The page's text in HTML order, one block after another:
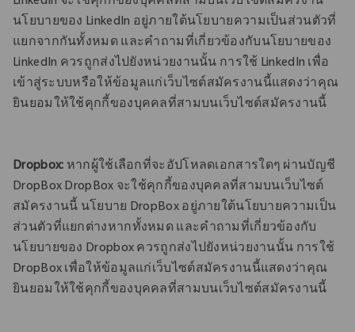
LinkedIn จะใช้คุกกี้ของบุคคลที่สามบนเว็บไซต์สมัครงาน
นโยบายของ LinkedIn อยู่ภายใต้นโยบายความเป็นส่วนตัวที่
แยกจากกันทั้งหมด และคําถามที่เกี่ยวข้องกับนโยบายของ
LinkedIn ควรถูกส่งไปยังหน่วยงานนั้น การใช้ LinkedIn เพื่อ
เข้าสู่ระบบหรือให้ข้อมูลแก่เว็บไซต์สมัครงานนี้แสดงว่าคุณ
ยินยอมให้ใช้คุกกี้ของบุคคลที่สามบนเว็บไซต์สมัครงานนี้
Dropbox: หากผู้ใช้เลือกที่จะอัปโหลดเอกสารใดๆ ผ่านบัญชี
DropBox DropBox จะใช้คุกกี้ของบุคคลที่สามบนเว็บไซต์
สมัครงานนี้ นโยบาย DropBox อยู่ภายใต้นโยบายความเป็น
ส่วนตัวที่แยกต่างหากทั้งหมด และคําถามที่เกี่ยวข้องกับ
นโยบายของ Dropbox ควรถูกส่งไปยังหน่วยงานนั้น การใช้
DropBox เพื่อให้ข้อมูลแก่เว็บไซต์สมัครงานนี้แสดงว่าคุณ
ยินยอมให้ใช้คุกกี้ของบุคคลที่สามบนเว็บไซต์สมัครงานนี้